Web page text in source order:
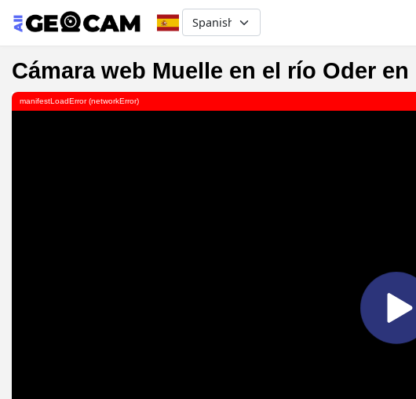
Select your language
Cámara web Muelle en el río Oder
manifestLoadError (networkError)